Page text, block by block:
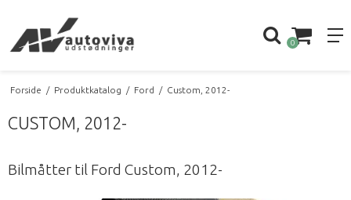
0
Forside / Produktkatalog / Ford / Custom, 2012-
CUSTOM, 2012-
Bilmåtter til Ford Custom, 2012-